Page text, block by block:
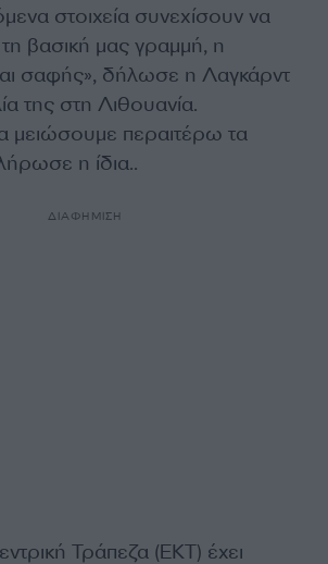
στοιχεία συνεχίσουν να
βασική μας γραμμή, η
σαφής», δήλωσε η Λαγκάρντ
της στη Λιθουανία.
μειώσουμε περαιτέρω τα
η ίδια..
ΔΙΑΦΗΜΙΣΗ
Τράπεζα (ΕΚΤ) έχει